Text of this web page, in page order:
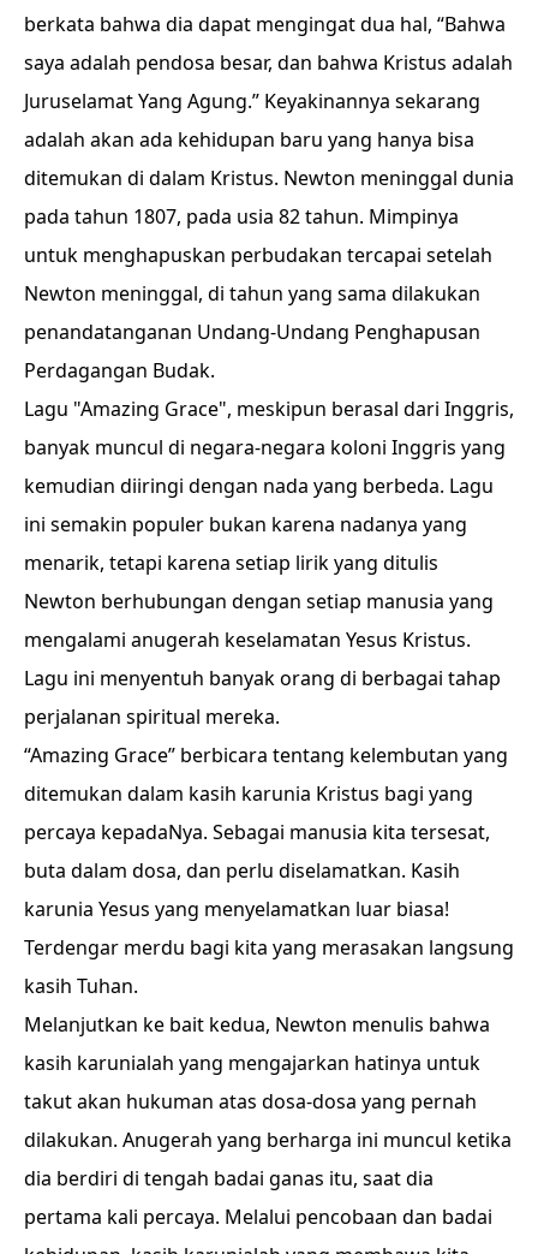
berkata bahwa dia dapat mengingat dua hal, “Bahwa
saya adalah pendosa besar, dan bahwa Kristus adalah
Juruselamat Yang Agung.” Keyakinannya sekarang
adalah akan ada kehidupan baru yang hanya bisa
ditemukan di dalam Kristus. Newton meninggal dunia
pada tahun 1807, pada usia 82 tahun. Mimpinya
untuk menghapuskan perbudakan tercapai setelah
Newton meninggal, di tahun yang sama dilakukan
penandatanganan Undang-Undang Penghapusan
Perdagangan Budak.
Lagu "Amazing Grace", meskipun berasal dari Inggris,
banyak muncul di negara-negara koloni Inggris yang
kemudian diiringi dengan nada yang berbeda. Lagu
ini semakin populer bukan karena nadanya yang
menarik, tetapi karena setiap lirik yang ditulis
Newton berhubungan dengan setiap manusia yang
mengalami anugerah keselamatan Yesus Kristus.
Lagu ini menyentuh banyak orang di berbagai tahap
perjalanan spiritual mereka.
“Amazing Grace” berbicara tentang kelembutan yang
ditemukan dalam kasih karunia Kristus bagi yang
percaya kepadaNya. Sebagai manusia kita tersesat,
buta dalam dosa, dan perlu diselamatkan. Kasih
karunia Yesus yang menyelamatkan luar biasa!
Terdengar merdu bagi kita yang merasakan langsung
kasih Tuhan.
Melanjutkan ke bait kedua, Newton menulis bahwa
kasih karunialah yang mengajarkan hatinya untuk
takut akan hukuman atas dosa-dosa yang pernah
dilakukan. Anugerah yang berharga ini muncul ketika
dia berdiri di tengah badai ganas itu, saat dia
pertama kali percaya. Melalui pencobaan dan badai